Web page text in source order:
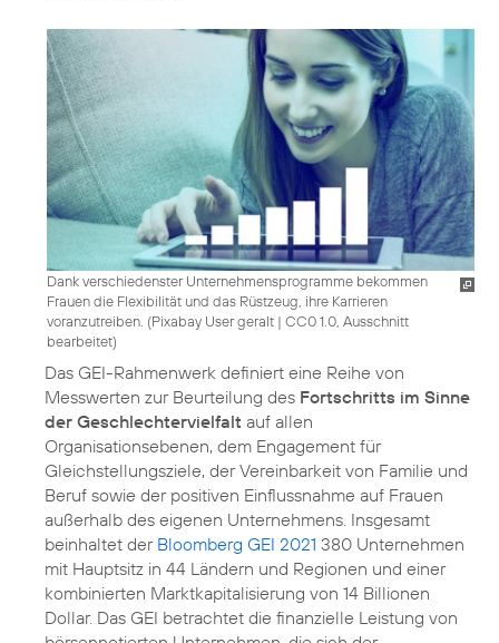
Dank verschiedenster Unternehmensprogramme bekommen
Frauen die Flexibilität und das Rüstzeug, ihre Karrieren
voranzutreiben. (Pixabay User geralt | CC0 1.0, Ausschnitt
bearbeitet)
Das GEI-Rahmenwerk definiert eine Reihe von
Messwerten zur Beurteilung des Fortschritts im Sinne
der Geschlechtervielfalt auf allen
Organisationsebenen, dem Engagement für
Gleichstellungsziele, der Vereinbarkeit von Familie und
Beruf sowie der positiven Einflussnahme auf Frauen
außerhalb des eigenen Unternehmens. Insgesamt
beinhaltet der Bloomberg GEI 2021 380 Unternehmen
mit Hauptsitz in 44 Ländern und Regionen und einer
kombinierten Marktkapitalisierung von 14 Billionen
Dollar. Das GEI betrachtet die finanzielle Leistung von